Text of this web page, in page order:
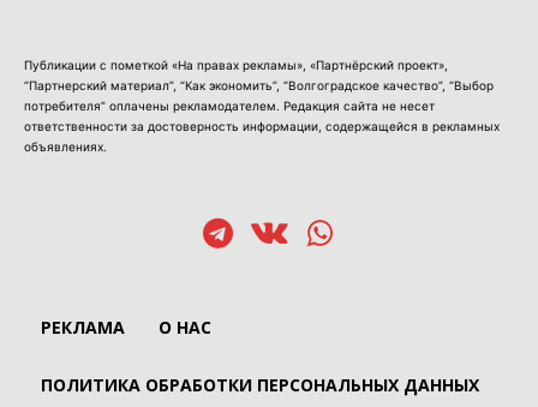
Публикации с пометкой «На правах рекламы», «Партнёрский проект»,
“Партнерский материал”, “Как экономить”, “Волгоградское качество”, “Выбор
потребителя” оплачены рекламодателем. Редакция сайта не несет
ответственности за достоверность информации, содержащейся в рекламных
объявлениях.
РЕКЛАМА О НАС
ПОЛИТИКА ОБРАБОТКИ ПЕРСОНАЛЬНЫХ ДАННЫХ